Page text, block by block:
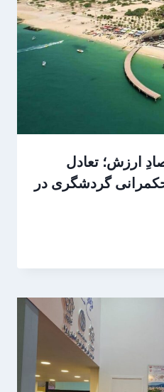
ارزش؛ تعادل
گردشگری در